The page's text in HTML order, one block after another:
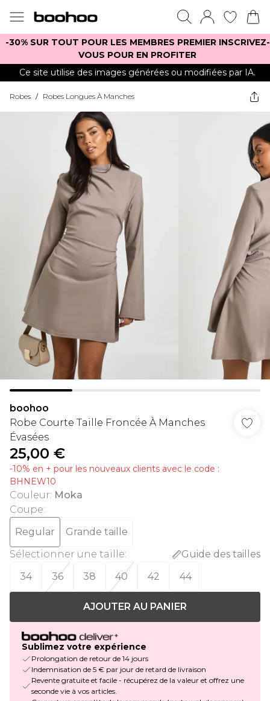
-30% SUR TOUT POUR LES MEMBRES PREMIER INSCRIVEZ-
VOUS POUR EN PROFITER
Ce site utilise des images générées ou modifiées par IA.
Robes / Robes Longues À Manches
boohoo
Robe Courte Taille Froncée À Manches
Évasées
25,00 €
-10% en + pour les nouveaux clients avec le code :
BHNEW10
Couleur: Moka
Coupe:
Regular
Grande taille
Sélectionner une taille:
Guide des tailles
34
36 38 40 42 44
AJOUTER AU PANIER
Sublimez votre expérience
Prolongation de retour de 14 jours
Indemnisation de 5 € par jour de retard de livraison
Revente gratuite et facile - récupérez de la valeur et offrez une
seconde vie à vos articles.